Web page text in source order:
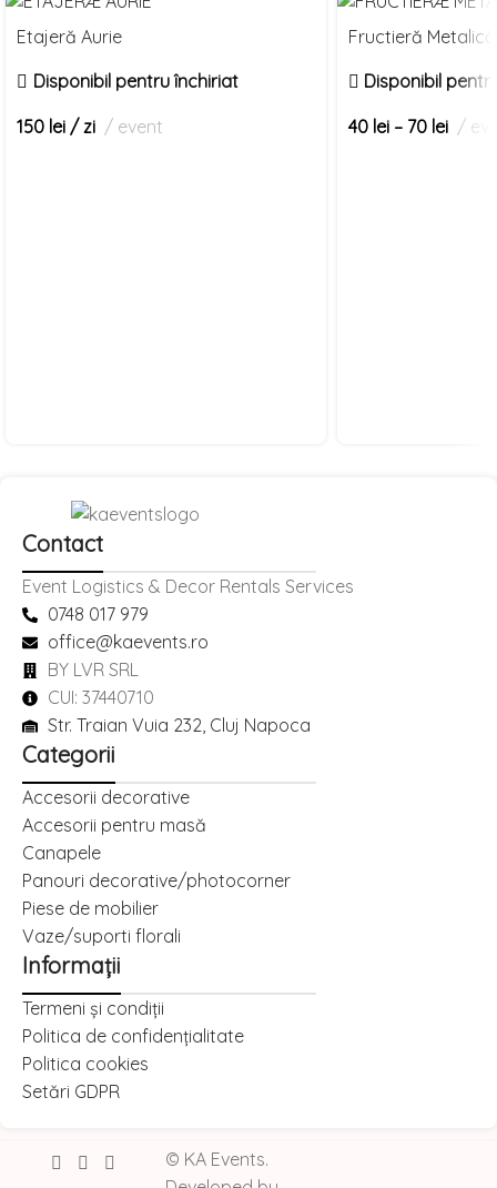
Etajeră Aurie
Disponibil pentru închiriat
150 lei / zi event
date(s)
Fructieră Metalică
Disponibil
40 lei – 70 lei
Contact
Event Logistics & Decor Rentals Services
0748 017 979
office@kaevents.ro
BY LVR SRL
CUI: 37440710
Str. Traian Vuia 232, Cluj Napoca
Categorii
Accesorii decorative
Accesorii pentru masă
Canapele
Panouri decorative/photocorner
Piese de mobilier
Vaze/suporti florali
Informații
Termeni și condiții
Politica de confidențialitate
Politica cookies
Setări GDPR
© KA Events.Ridicare